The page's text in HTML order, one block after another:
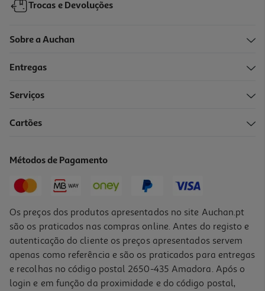
Trocas e Devoluções
Sobre a Auchan
Entregas
Serviços
Cartões
Métodos de Pagamento
Os preços dos produtos apresentados no site Auchan.pt
são os praticados nas compras online. Antes do registo e
autenticação do cliente os preços apresentados servem
apenas como referência e são os praticados para entregas
e recolhas no código postal 2650-435 Amadora. Após o
login e em função da proximidade e do código postal,